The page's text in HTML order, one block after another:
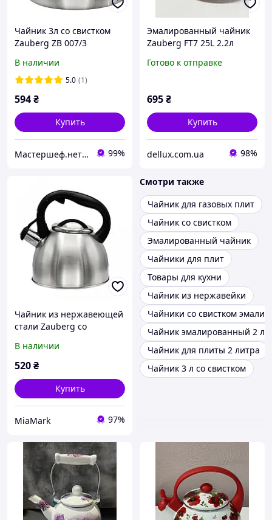
Чайник 3л со свистком
Zauberg ZB 007/3
В наличии
5.0 (1)
594₴
Купить
Мастершеф.нет Інтернет магазин посуду та побутової техніки 99%
Эмалированный чайник
Zauberg FT7 25L 2.2л
Готово к отправке
695₴
Купить
dellux.com.ua 98%
Чайник из нержавеющей
стали Zauberg со
В наличии
520₴
Купить
MiaMark 97%
Смотри также
Чайник для газовых плит
Чайник со свистком
Эмалированный чайник
Чайники для плит
Товары для кухни
Чайник из нержавейки
Чайники со свистком
Чайник эмалированный 2 л
Чайник для плиты 2 литра
Чайник 3 л со свистком